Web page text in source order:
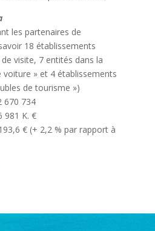
les partenaires de
18 établissements
visite, 7 entités dans la
voiture » et 4 établissements
de tourisme »)
670 734
981 K. €
€ (+ 2,2 % par rapport à